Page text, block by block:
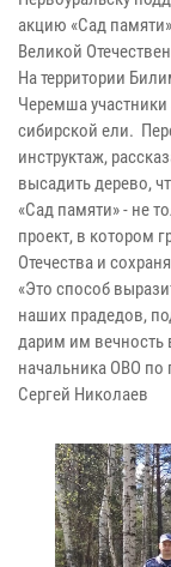
акцию «Сад
Великой
На территории
Черемша
сибирской ели.
инструктаж,
высадить дерево,
«Сад памяти» - не
проект, в котором
Отечества и
«Это способ
наших прадедов,
дарим им вечность
начальника ОВО по
Сергей Николаев